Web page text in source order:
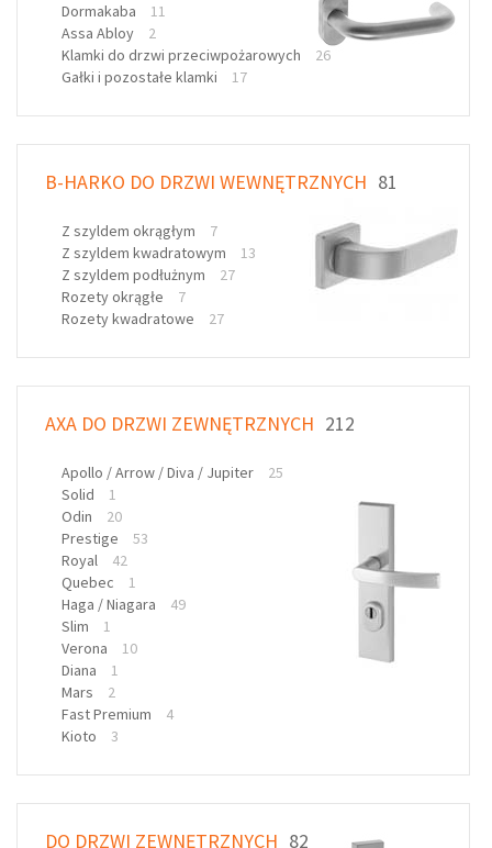
Dormakaba
11
Assa Abloy
2
Klamki do drzwi przeciwpożarowych
26
Gałki i pozostałe klamki
17
B-HARKO DO DRZWI WEWNĘTRZNYCH 81
Z szyldem okrągłym
7
Z szyldem kwadratowym
13
Z szyldem podłużnym
27
Rozety okrągłe
7
Rozety kwadratowe
27
AXA DO DRZWI ZEWNĘTRZNYCH 212
Apollo / Arrow / Diva / Jupiter
25
Solid
1
Odin
20
Prestige
53
Royal
42
Quebec
1
Haga / Niagara
49
Slim
1
Verona
10
Diana
1
Mars
2
Fast Premium
4
Kioto
3
DO DRZWI ZEWNĘTRZNYCH 82